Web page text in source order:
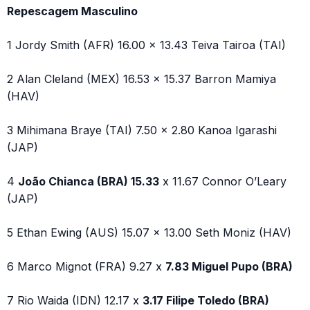
Repescagem Masculino
1 Jordy Smith (AFR) 16.00 x 13.43 Teiva Tairoa (TAI)
2 Alan Cleland (MEX) 16.53 x 15.37 Barron Mamiya
(HAV)
3 Mihimana Braye (TAI) 7.50 x 2.80 Kanoa Igarashi
(JAP)
4 João Chianca (BRA) 15.33 x 11.67 Connor O’Leary
(JAP)
5 Ethan Ewing (AUS) 15.07 x 13.00 Seth Moniz (HAV)
6 Marco Mignot (FRA) 9.27 x 7.83 Miguel Pupo (BRA)
7 Rio Waida (IDN) 12.17 x 3.17 Filipe Toledo (BRA)